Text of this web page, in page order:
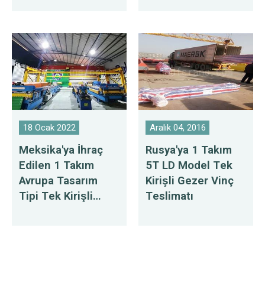
18 Ocak 2022
Meksika'ya İhraç
Edilen 1 Takım
Avrupa Tasarım
Tipi Tek Kirişli
Aralık 04, 2016
Rusya'ya 1 Takım
5T LD Model Tek
Kirişli Gezer Vinç
Teslimatı